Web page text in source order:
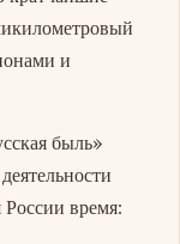
и
быль»
время: